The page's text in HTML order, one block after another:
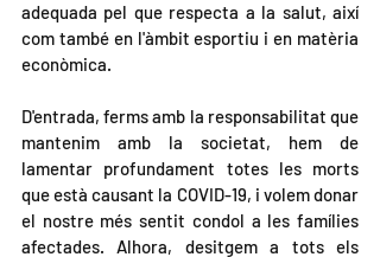
adequada pel que respecta a la salut, així
com també en l'àmbit esportiu i en matèria
econòmica.
D'entrada, ferms amb la responsabilitat que
mantenim amb la societat, hem de
lamentar profundament totes les morts
que està causant la COVID-19, i volem donar
el nostre més sentit condol a les famílies
afectades. Alhora, desitgem a tots els